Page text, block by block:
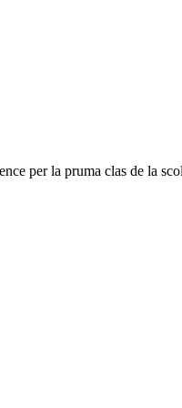
per la pruma clas de la